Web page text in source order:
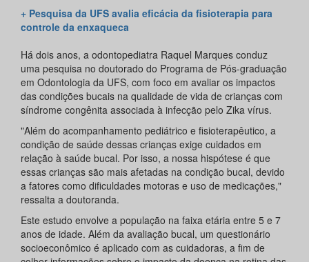
+ Pesquisa da UFS avalia eficácia da fisioterapia para
controle da enxaqueca
Há dois anos, a odontopediatra Raquel Marques conduz
uma pesquisa no doutorado do Programa de Pós-graduação
em Odontologia da UFS, com foco em avaliar os impactos
das condições bucais na qualidade de vida de crianças com
síndrome congênita associada à infecção pelo Zika vírus.
"Além do acompanhamento pediátrico e fisioterapêutico, a
condição de saúde dessas crianças exige cuidados em
relação à saúde bucal. Por isso, a nossa hispótese é que
essas crianças são mais afetadas na condição bucal, devido
a fatores como dificuldades motoras e uso de medicações,"
ressalta a doutoranda.
Este estudo envolve a população na faixa etária entre 5 e 7
anos de idade. Além da avaliação bucal, um questionário
socioeconômico é aplicado com as cuidadoras, a fim de